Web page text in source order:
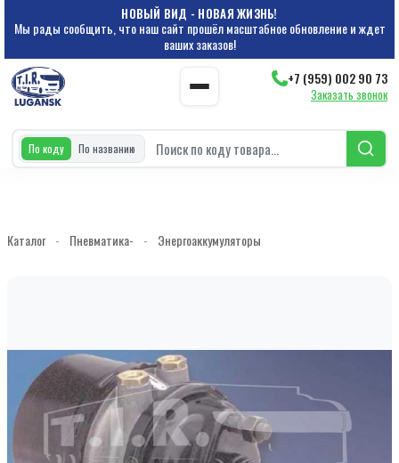
НОВЫЙ ВИД - НОВАЯ ЖИЗНЬ!
Мы рады сообщить, что наш сайт прошёл масштабное обновление и ждет
ваших заказов!
+7 (959) 002 90 73
Заказать звонок
По коду По названию
Каталог - Пневматика- - Энергоаккумуляторы